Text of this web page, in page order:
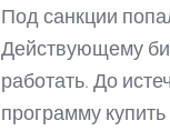
Под санкции
Действующему
работать. До
программу